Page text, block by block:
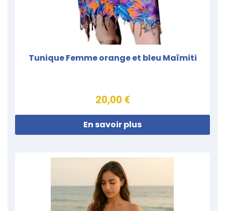
Tunique Femme orange et bleu Maïmiti
20,00 €
En savoir plus